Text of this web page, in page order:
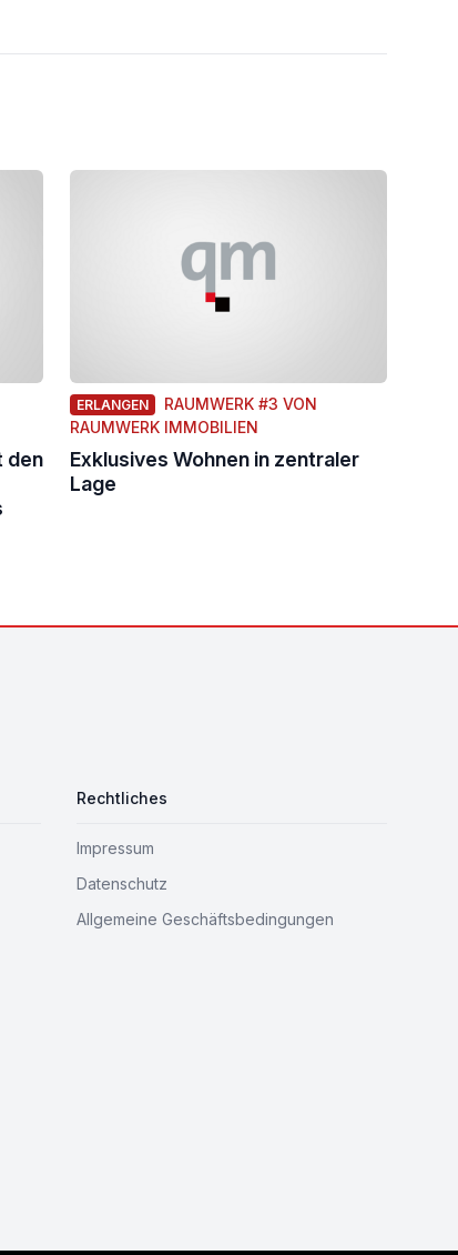
den
ERLANGEN
RAUMWERK #3 VON
RAUMWERK IMMOBILIEN
Exklusives Wohnen in zentraler
Lage
Rechtliches
Impressum
Datenschutz
Allgemeine Geschäftsbedingungen